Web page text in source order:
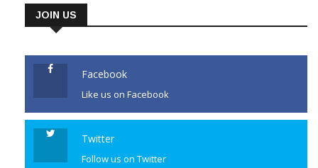
JOIN US
Facebook
Like us on Facebook
Twitter
Follow us on Twitter